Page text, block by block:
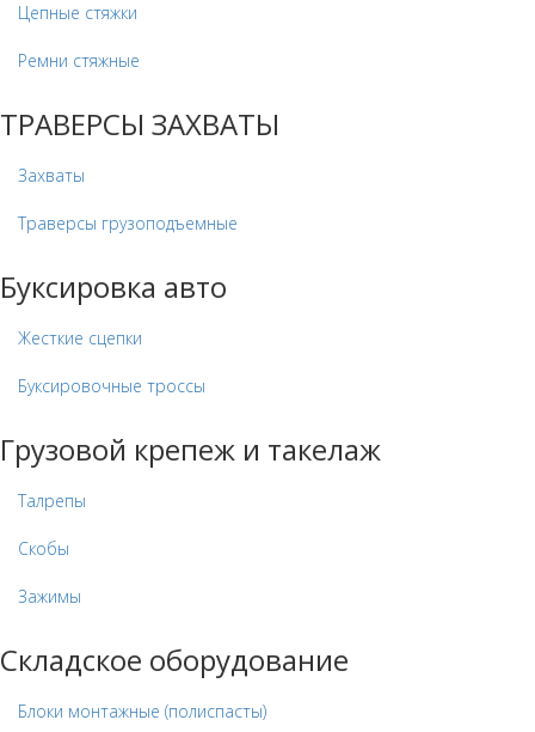
Цепные стяжки
Ремни стяжные
ТРАВЕРСЫ ЗАХВАТЫ
Захваты
Траверсы грузоподъемные
Буксировка авто
Жесткие сцепки
Буксировочные троссы
Грузовой крепеж и такелаж
Талрепы
Скобы
Зажимы
Складское оборудование
Блоки монтажные (полиспасты)